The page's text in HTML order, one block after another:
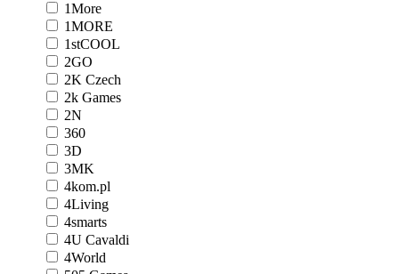
1More
1MORE
1stCOOL
2GO
2K Czech
2k Games
2N
360
3D
3MK
4kom.pl
4Living
4smarts
4U Cavaldi
4World